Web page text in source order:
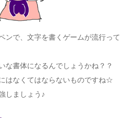
ンで、文字を書くゲームが流行って
な書体になるんでしょうかね？？
はなくてはならないものですね☆
しましょう♪